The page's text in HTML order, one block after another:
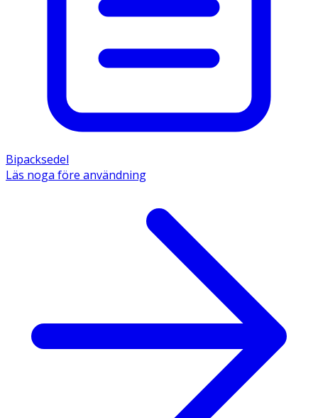
Bipacksedel
Läs noga före användning